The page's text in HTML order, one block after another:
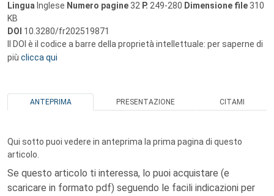
Lingua Inglese Numero pagine 32 P. 249-280 Dimensione file 310
KB
DOI 10.3280/fr202519871
Il DOI è il codice a barre della proprietà intellettuale: per saperne di
più clicca qui
ANTEPRIMA PRESENTAZIONE CITAMI
Qui sotto puoi vedere in anteprima la prima pagina di questo
articolo.
Se questo articolo ti interessa, lo puoi acquistare (e
scaricare in formato pdf) seguendo le facili indicazioni per